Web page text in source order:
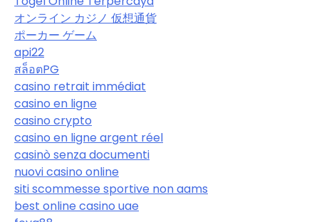
オンライン カジノ 仮想通貨
ポーカー ゲーム
api22
สล็อตPG
casino retrait immédiat
casino en ligne
casino crypto
casino en ligne argent réel
casinò senza documenti
nuovi casino online
siti scommesse sportive non aams
best online casino uae